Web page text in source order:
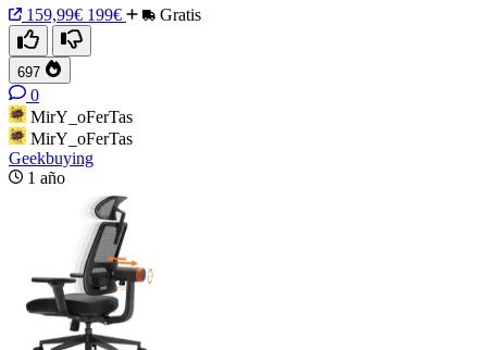
159,99€ 199€ Gratis
697
0
MirY_oFerTas
MirY_oFerTas
Geekbuying
1 año